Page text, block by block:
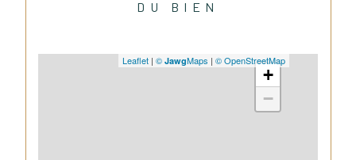
DU BIEN
+
−
Leaflet | © JawgMaps | © OpenStreetMap